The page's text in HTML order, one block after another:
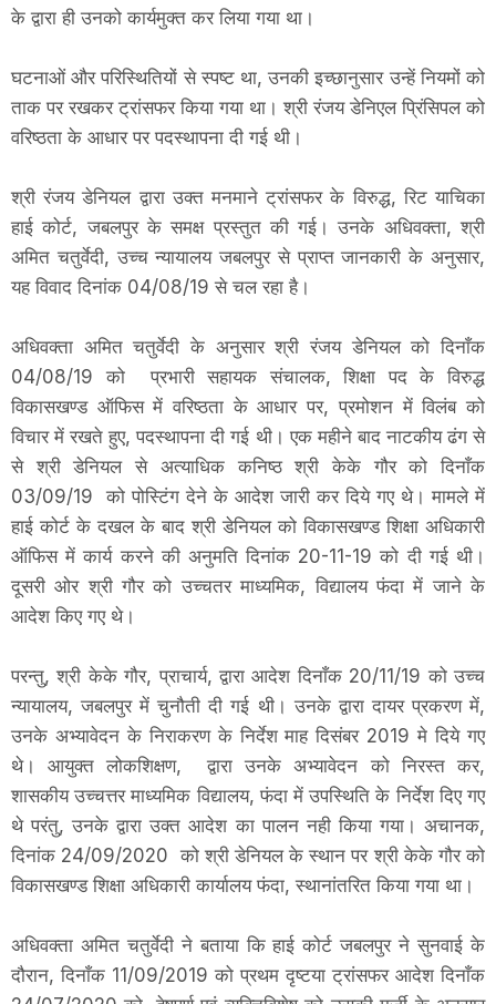
के द्वारा ही उनको कार्यमुक्त कर लिया गया था।
घटनाओं और परिस्थितियों से स्पष्ट था, उनकी इच्छानुसार उन्हें नियमों को
ताक पर रखकर ट्रांसफर किया गया था। श्री रंजय डेनिएल प्रिंसिपल को
वरिष्ठता के आधार पर पदस्थापना दी गई थी।
श्री रंजय डेनियल द्वारा उक्त मनमाने ट्रांसफर के विरुद्ध, रिट याचिका
हाई कोर्ट, जबलपुर के समक्ष प्रस्तुत की गई। उनके अधिवक्ता, श्री
अमित चतुर्वेदी, उच्च न्यायालय जबलपुर से प्राप्त जानकारी के अनुसार,
यह विवाद दिनांक 04/08/19 से चल रहा है।
अधिवक्ता अमित चतुर्वेदी के अनुसार श्री रंजय डेनियल को दिनाँक
04/08/19 को प्रभारी सहायक संचालक, शिक्षा पद के विरुद्ध
विकासखण्ड ऑफिस में वरिष्ठता के आधार पर, प्रमोशन में विलंब को
विचार में रखते हुए, पदस्थापना दी गई थी। एक महीने बाद नाटकीय ढंग से
से श्री डेनियल से अत्याधिक कनिष्ठ श्री केके गौर को दिनाँक
03/09/19 को पोस्टिंग देने के आदेश जारी कर दिये गए थे। मामले में
हाई कोर्ट के दखल के बाद श्री डेनियल को विकासखण्ड शिक्षा अधिकारी
ऑफिस में कार्य करने की अनुमति दिनांक 20-11-19 को दी गई थी।
दूसरी ओर श्री गौर को उच्चतर माध्यमिक, विद्यालय फंदा में जाने के
आदेश किए गए थे।
परन्तु, श्री केके गौर, प्राचार्य, द्वारा आदेश दिनाँक 20/11/19 को उच्च
न्यायालय, जबलपुर में चुनौती दी गई थी। उनके द्वारा दायर प्रकरण में,
उनके अभ्यावेदन के निराकरण के निर्देश माह दिसंबर 2019 मे दिये गए
थे। आयुक्त लोकशिक्षण, द्वारा उनके अभ्यावेदन को निरस्त कर,
शासकीय उच्चत्तर माध्यमिक विद्यालय, फंदा में उपस्थिति के निर्देश दिए गए
थे परंतु, उनके द्वारा उक्त आदेश का पालन नही किया गया। अचानक,
दिनांक 24/09/2020 को श्री डेनियल के स्थान पर श्री केके गौर को
विकासखण्ड शिक्षा अधिकारी कार्यालय फंदा, स्थानांतरित किया गया था।
अधिवक्ता अमित चतुर्वेदी ने बताया कि हाई कोर्ट जबलपुर ने सुनवाई के
दौरान, दिनाँक 11/09/2019 को प्रथम दृष्टया ट्रांसफर आदेश दिनाँक